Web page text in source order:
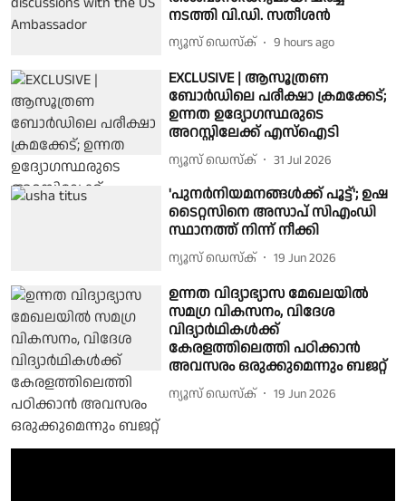
നടത്തി വി.ഡി. സതീശൻ
ന്യൂസ് ഡെസ്ക് 9 hours ago
EXCLUSIVE | ആസൂത്രണ
ബോര്‍ഡിലെ പരീക്ഷാ ക്രമക്കേട്;
ഉന്നത ഉദ്യോഗസ്ഥരുടെ
അറസ്റ്റിലേക്ക് എസ്ഐടി
ന്യൂസ് ഡെസ്ക് 31 Jul 2026
'പുനർനിയമനങ്ങൾക്ക് പൂട്ട്'; ഉഷ
ടൈറ്റസിനെ അസാപ് സിഎംഡി
സ്ഥാനത്ത് നിന്ന് നീക്കി
ന്യൂസ് ഡെസ്ക് 19 Jun 2026
ഉന്നത വിദ്യാഭ്യാസ മേഖലയില്‍
സമഗ്ര വികസനം, വിദേശ
വിദ്യാര്‍ഥികള്‍ക്ക്
കേരളത്തിലെത്തി പഠിക്കാന്‍
അവസരം ഒരുക്കുമെന്നും ബജറ്റ്
ന്യൂസ് ഡെസ്ക് 19 Jun 2026